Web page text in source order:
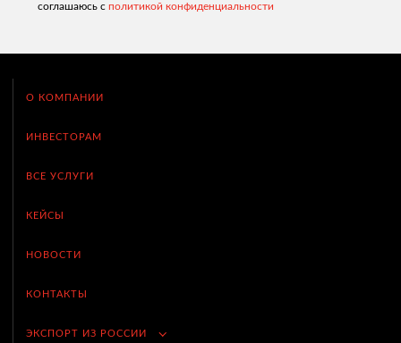
соглашаюсь с политикой конфиденциальности
О КОМПАНИИ
ИНВЕСТОРАМ
ВСЕ УСЛУГИ
КЕЙСЫ
НОВОСТИ
КОНТАКТЫ
ЭКСПОРТ ИЗ РОССИИ